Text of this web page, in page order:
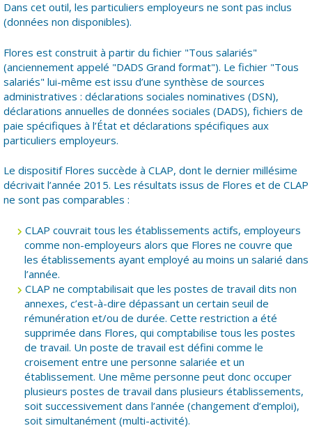
Dans cet outil, les particuliers employeurs ne sont pas inclus
(données non disponibles).
Flores est construit à partir du fichier "Tous salariés"
(anciennement appelé "DADS Grand format"). Le fichier "Tous
salariés" lui-même est issu d’une synthèse de sources
administratives : déclarations sociales nominatives (DSN),
déclarations annuelles de données sociales (DADS), fichiers de
paie spécifiques à l’État et déclarations spécifiques aux
particuliers employeurs.
Le dispositif Flores succède à CLAP, dont le dernier millésime
décrivait l’année 2015. Les résultats issus de Flores et de CLAP
ne sont pas comparables :
CLAP couvrait tous les établissements actifs, employeurs
comme non-employeurs alors que Flores ne couvre que
les établissements ayant employé au moins un salarié dans
l’année.
CLAP ne comptabilisait que les postes de travail dits non
annexes, c’est-à-dire dépassant un certain seuil de
rémunération et/ou de durée. Cette restriction a été
supprimée dans Flores, qui comptabilise tous les postes
de travail. Un poste de travail est défini comme le
croisement entre une personne salariée et un
établissement. Une même personne peut donc occuper
plusieurs postes de travail dans plusieurs établissements,
soit successivement dans l’année (changement d’emploi),
soit simultanément (multi-activité).